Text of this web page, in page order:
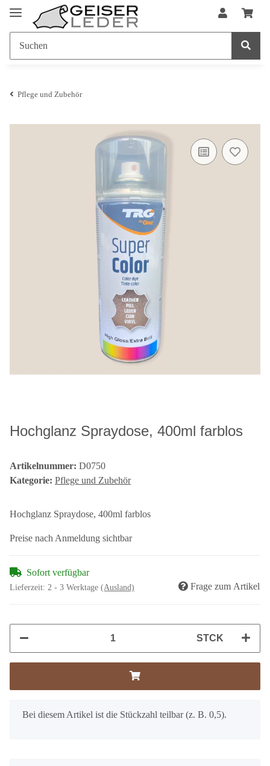
Pflege und Zubehör
Hochglanz Spraydose, 400ml farblos
Artikelnummer: D0750
Kategorie: Pflege und Zubehör
Hochglanz Spraydose, 400ml farblos
Preise nach Anmeldung sichtbar
Sofort verfügbar
Lieferzeit: 2 - 3 Werktage (Ausland) Frage zum Artikel
STCK
x
Bei diesem Artikel ist die Stückzahl teilbar (z. B. 0,5).